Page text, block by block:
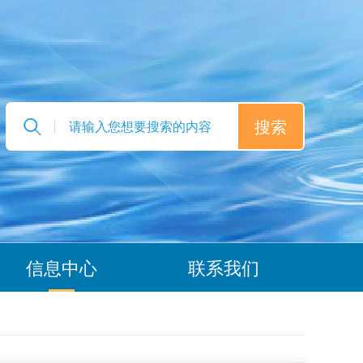
信息中心 联系我们